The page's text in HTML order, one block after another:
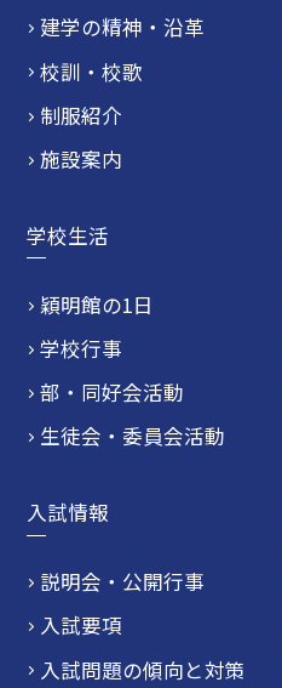
建学の精神・沿革
校訓・校歌
制服紹介
施設案内
学校生活
穎明館の1日
学校行事
部・同好会活動
生徒会・委員会活動
入試情報
説明会・公開行事
入試要項
入試問題の傾向と対策